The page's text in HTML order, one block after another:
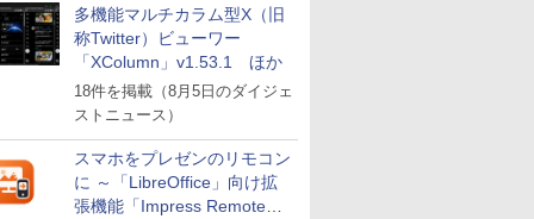
多機能マルチカラム型X（旧
称Twitter）ビューワー
「XColumn」v1.53.1 ほか
18件を掲載（8月5日のダイジェ
ストニュース）
スマホをプレゼンのリモコン
に ～「LibreOffice」向け拡
張機能「Impress Remote」